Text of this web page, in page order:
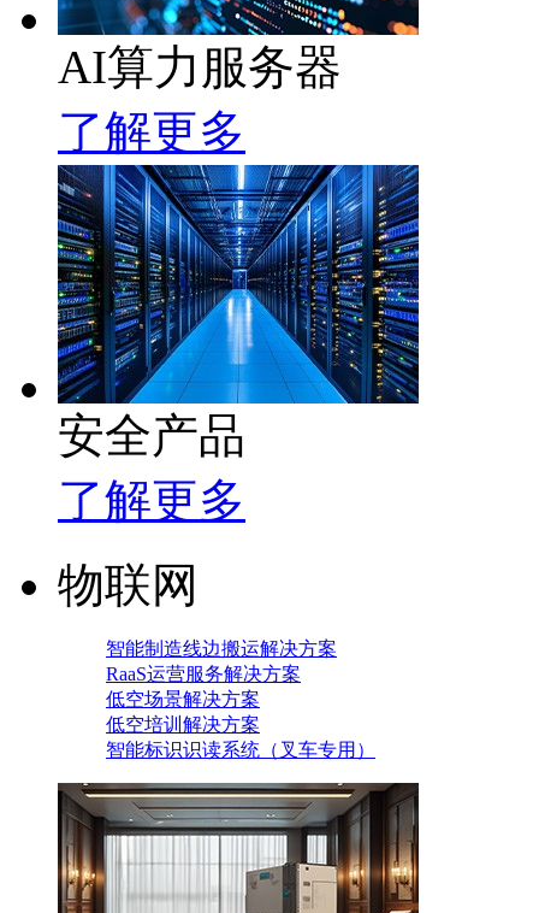
AI算力服务器
了解更多
安全产品
了解更多
物联网
智能制造线边搬运解决方案
RaaS运营服务解决方案
低空场景解决方案
低空培训解决方案
智能标识识读系统（叉车专用）